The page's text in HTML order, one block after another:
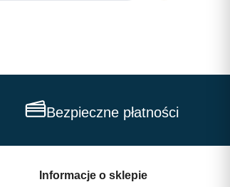
Bezpieczne płatności
Informacje o sklepie